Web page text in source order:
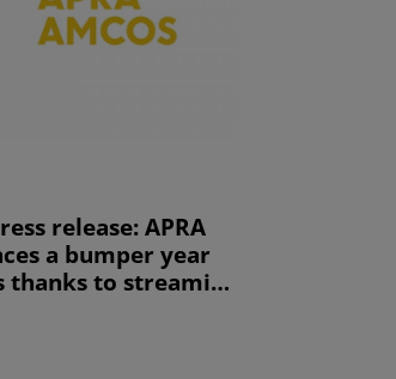
release: APRA
a bumper year
to streaming